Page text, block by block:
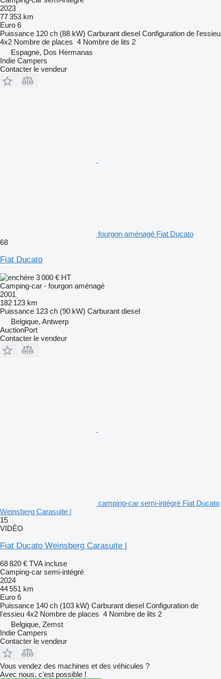
2023
77 353 km
Euro 6
Puissance 120 ch (88 kW) Carburant diesel Configuration de l'essieu
4x2 Nombre de places 4 Nombre de lits 2
Espagne, Dos Hermanas
Indie Campers
Contacter le vendeur
fourgon aménagé Fiat Ducato
68
Fiat Ducato
3 000 € HT
Camping-car - fourgon aménagé
2001
182 123 km
Puissance 123 ch (90 kW) Carburant diesel
Belgique, Antwerp
AuctionPort
Contacter le vendeur
camping-car semi-intégré Fiat Ducato
Weinsberg Carasuite |
15
VIDÉO
Fiat Ducato Weinsberg Carasuite |
68 820 € TVA incluse
Camping-car semi-intégré
2024
44 551 km
Euro 6
Puissance 140 ch (103 kW) Carburant diesel Configuration de
l'essieu 4x2 Nombre de places 4 Nombre de lits 2
Belgique, Zemst
Indie Campers
Contacter le vendeur
Vous vendez des machines et des véhicules ?
Avec nous, c'est possible !